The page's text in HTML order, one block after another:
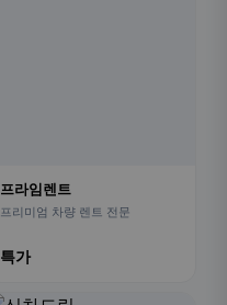
프라임렌트
프리미엄 차량 렌트 전문
특가